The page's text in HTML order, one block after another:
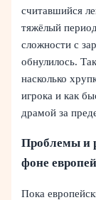
считавшийся
тяжёлый
сложности с
обнулилось.
насколько
игрока и как
драмой за
Проблемы и
фоне
Пока